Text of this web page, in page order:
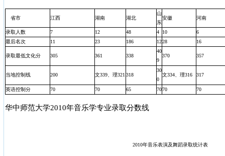
省市 江西 湖南 湖北
山
东
安徽 河南
录取人数 7 12 48 4 10
6
最后名次
11 23 186 1228 16
录取最低文化分 305 361 338
40
9
370 357
当地控制线 200 文339、理321 318
30
0
文334、理316 317
英语控制分 70 70 65 7070 70
华中师范大学2010年音乐学专业录取分数线
2010年音乐表演及舞蹈录取统计表